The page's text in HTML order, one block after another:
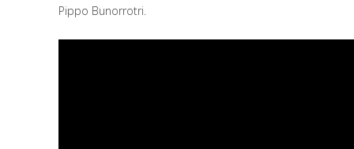
Pippo Bunorrotri.